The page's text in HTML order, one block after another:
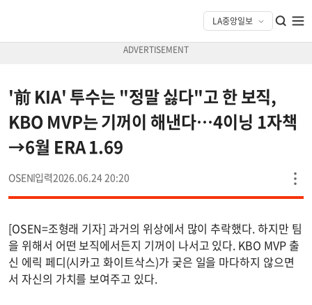
'前 KIA' 투수는 "정말 싫다"고 한 보직,
KBO MVP는 기꺼이 해낸다…4이닝 1자책
→6월 ERA 1.69
OSEN 2026.06.24 20:20
[OSEN=조형래 기자] 과거의 위상에서 많이 추락했다. 하지만 팀
을 위해서 어떤 보직에서든지 기꺼이 나서고 있다. KBO MVP 출
신 에릭 페디(시카고 화이트삭스)가 궂은 일을 마다하지 않으면
서 자신의 가치를 보여주고 있다.